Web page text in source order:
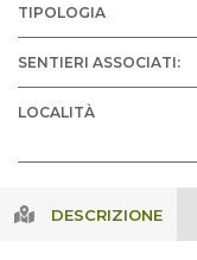
TIPOLOGIA
SENTIERI ASSOCIATI:
LOCALITÀ
DESCRIZIONE